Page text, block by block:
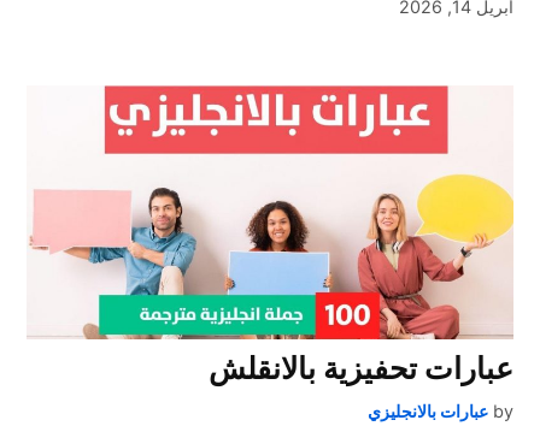
أبريل 14, 2026
عبارات تحفيزية بالانقلش
by عبارات بالانجليزي